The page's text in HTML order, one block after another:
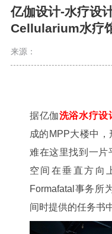
亿伽设计-水疗设
Cellularium水疗
来源：
据亿伽洗浴水疗设
成的MPP大楼中
难在这里找到一片
空间在垂直方向
Formafatal事务所
间时提供的任务书